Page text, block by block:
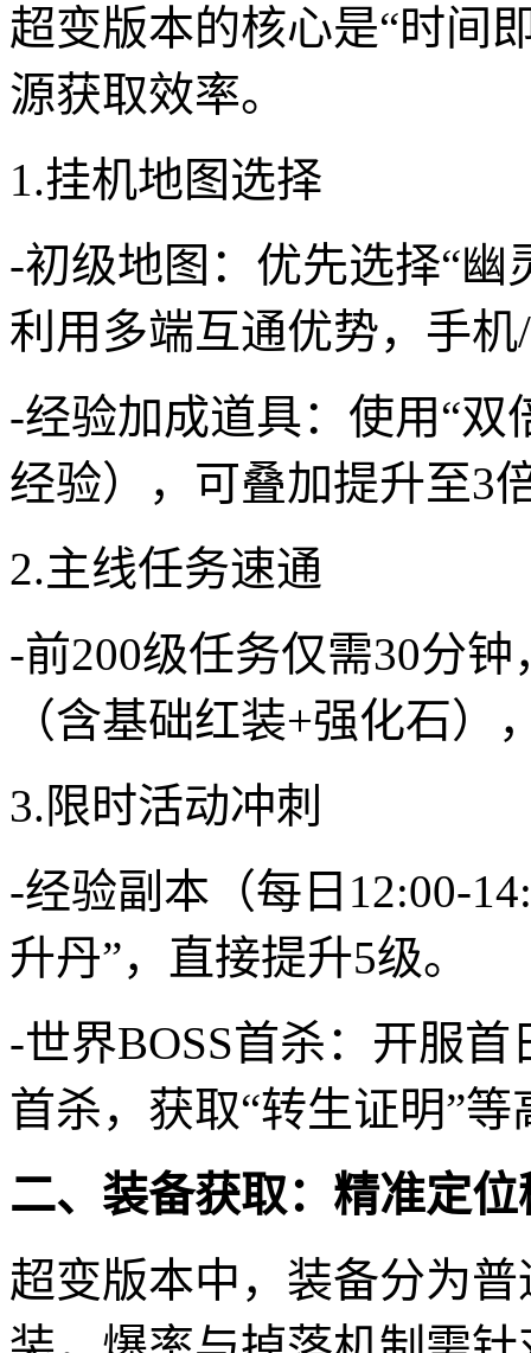
超变版本的核心是“时间
源获取效率。
1.挂机地图选择
-初级地图：优先选择“幽
利用多端互通优势，手
-经验加成道具：使用“双
经验），可叠加提升至3
2.主线任务速通
-前200级任务仅需30分
（含基础红装+强化石）
3.限时活动冲刺
-经验副本（每日12:00-
升丹”，直接提升5级。
-世界BOSS首杀：开服
首杀，获取“转生证明”
二、装备获取：精准定
超变版本中，装备分为